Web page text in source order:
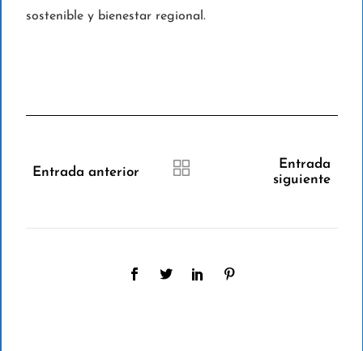
sostenible y bienestar regional.
Entrada anterior
Entrada
siguiente